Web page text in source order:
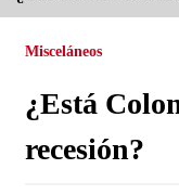
Misceláneos
¿Está
recesión?